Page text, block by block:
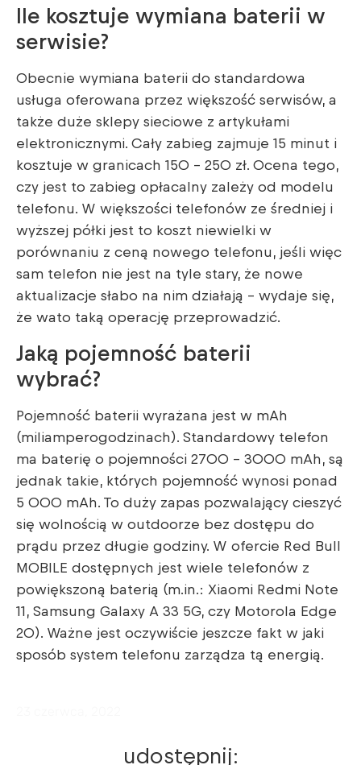
Ile kosztuje wymiana baterii w
serwisie?
Obecnie wymiana baterii do standardowa
usługa oferowana przez większość serwisów, a
także duże sklepy sieciowe z artykułami
elektronicznymi. Cały zabieg zajmuje 15 minut i
kosztuje w granicach 150 – 250 zł. Ocena tego,
czy jest to zabieg opłacalny zależy od modelu
telefonu. W większości telefonów ze średniej i
wyższej półki jest to koszt niewielki w
porównaniu z ceną nowego telefonu, jeśli więc
sam telefon nie jest na tyle stary, że nowe
aktualizacje słabo na nim działają – wydaje się,
że wato taką operację przeprowadzić.
Jaką pojemność baterii
wybrać?
Pojemność baterii wyrażana jest w mAh
(miliamperogodzinach). Standardowy telefon
ma baterię o pojemności 2700 – 3000 mAh, są
jednak takie, których pojemność wynosi ponad
5 000 mAh. To duży zapas pozwalający cieszyć
się wolnością w outdoorze bez dostępu do
prądu przez długie godziny. W ofercie Red Bull
MOBILE dostępnych jest wiele telefonów z
powiększoną baterią (m.in.: Xiaomi Redmi Note
11, Samsung Galaxy A 33 5G, czy Motorola Edge
20). Ważne jest oczywiście jeszcze fakt w jaki
sposób system telefonu zarządza tą energią.
udostępnij: